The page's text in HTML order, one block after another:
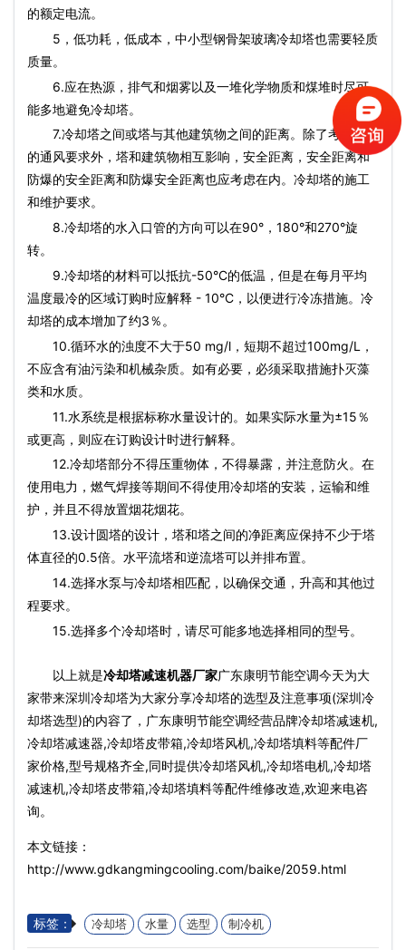
的额定电流。
5，低功耗，低成本，中小型钢骨架玻璃冷却塔也需要轻质
质量。
6.应在热源，排气和烟雾以及一堆化学物质和煤堆时尽可
能多地避免冷却塔。
7.冷却塔之间或塔与其他建筑物之间的距离。除了考虑塔楼
的通风要求外，塔和建筑物相互影响，安全距离，安全距离和
防爆的安全距离和防爆安全距离也应考虑在内。冷却塔的施工
和维护要求。
8.冷却塔的水入口管的方向可以在90°，180°和270°旋
转。
9.冷却塔的材料可以抵抗-50°C的低温，但是在每月平均
温度最冷的区域订购时应解释 - 10°C，以便进行冷冻措施。冷
却塔的成本增加了约3％。
10.循环水的浊度不大于50 mg/l，短期不超过100mg/L，
不应含有油污染和机械杂质。如有必要，必须采取措施扑灭藻
类和水质。
11.水系统是根据标称水量设计的。如果实际水量为±15％
或更高，则应在订购设计时进行解释。
12.冷却塔部分不得压重物体，不得暴露，并注意防火。在
使用电力，燃气焊接等期间不得使用冷却塔的安装，运输和维
护，并且不得放置烟花烟花。
13.设计圆塔的设计，塔和塔之间的净距离应保持不少于塔
体直径的0.5倍。水平流塔和逆流塔可以并排布置。
14.选择水泵与冷却塔相匹配，以确保交通，升高和其他过
程要求。
15.选择多个冷却塔时，请尽可能多地选择相同的型号。
以上就是冷却塔减速机器厂家广东康明节能空调今天为大
家带来深圳冷却塔为大家分享冷却塔的选型及注意事项(深圳冷
却塔选型)的内容了，广东康明节能空调经营品牌冷却塔减速机,
冷却塔减速器,冷却塔皮带箱,冷却塔风机,冷却塔填料等配件厂
家价格,型号规格齐全,同时提供冷却塔风机,冷却塔电机,冷却塔
减速机,冷却塔皮带箱,冷却塔填料等配件维修改造,欢迎来电咨
询。
本文链接：
http://www.gdkangmingcooling.com/baike/2059.html
标签： 冷却塔 水量 选型 制冷机